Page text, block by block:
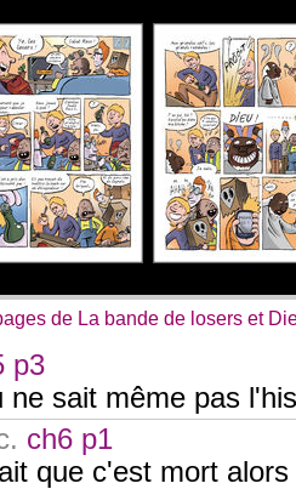
de La bande de losers et
p3
ne sait même pas
ch6 p1
que c'est mort alors